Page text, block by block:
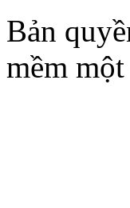
Bản
mềm